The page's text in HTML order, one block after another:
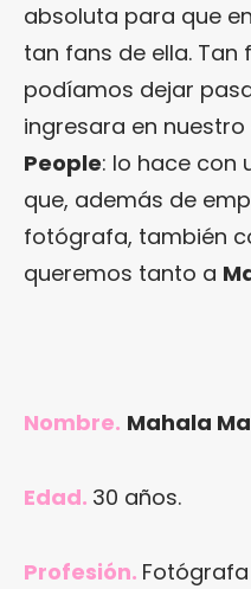
absoluta para que
tan fans de ella. Tan
podíamos dejar
ingresara en
People: lo hace con
que, además de
fotógrafa, también
queremos tanto a
Nombre. Mahala
Edad. 30 años.
Profesión.